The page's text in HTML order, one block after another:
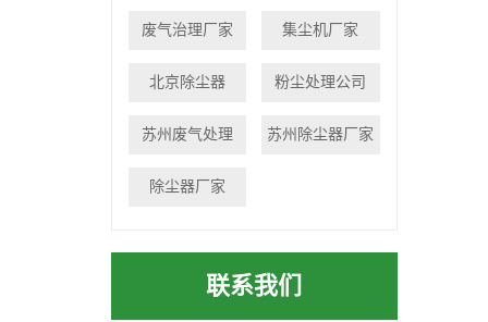
废气治理厂家 集尘机厂家
北京除尘器 粉尘处理公司
苏州废气处理 苏州除尘器厂家
除尘器厂家
联系我们